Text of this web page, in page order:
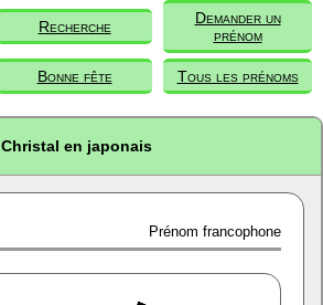
Recherche
Demander un
prénom
Bonne fête Tous les prénoms
Christal en japonais
Prénom francophone